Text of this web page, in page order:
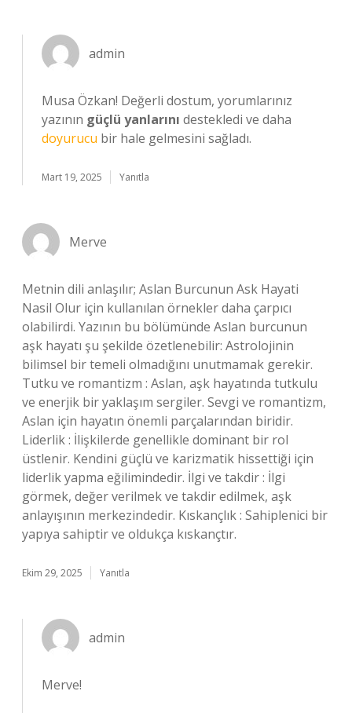
admin
Musa Özkan! Değerli dostum, yorumlarınız
yazının güçlü yanlarını destekledi ve daha
doyurucu bir hale gelmesini sağladı.
Mart 19, 2025 Yanıtla
Merve
Metnin dili anlaşılır; Aslan Burcunun Ask Hayati
Nasil Olur için kullanılan örnekler daha çarpıcı
olabilirdi. Yazının bu bölümünde Aslan burcunun
aşk hayatı şu şekilde özetlenebilir: Astrolojinin
bilimsel bir temeli olmadığını unutmamak gerekir.
Tutku ve romantizm : Aslan, aşk hayatında tutkulu
ve enerjik bir yaklaşım sergiler. Sevgi ve romantizm,
Aslan için hayatın önemli parçalarından biridir.
Liderlik : İlişkilerde genellikle dominant bir rol
üstlenir. Kendini güçlü ve karizmatik hissettiği için
liderlik yapma eğilimindedir. İlgi ve takdir : İlgi
görmek, değer verilmek ve takdir edilmek, aşk
anlayışının merkezindedir. Kıskançlık : Sahiplenici bir
yapıya sahiptir ve oldukça kıskançtır.
Ekim 29, 2025 Yanıtla
admin
Merve!